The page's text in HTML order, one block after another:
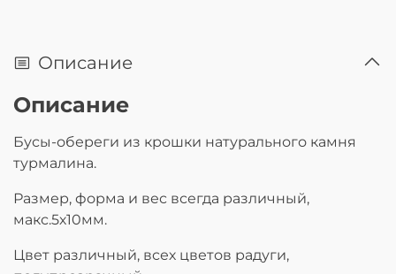
Описание
Описание
Бусы-обереги из крошки натурального камня
турмалина.
Размер, форма и вес всегда различный,
макс.5х10мм.
Цвет различный, всех цветов радуги,